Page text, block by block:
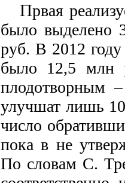
Првая
было выделено
руб. В 2012
было 12,5 млн
плодотворным
улучшат лишь
число
пока в не
По словам С.